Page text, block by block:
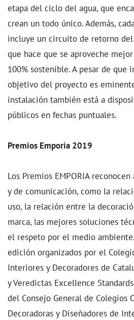
etapa del ciclo del agua, que
crean un todo único. Además,
incluye un circuito de retorno
que hace que se aproveche
100% sostenible. A pesar de
objetivo del proyecto es
instalación también está a
públicos en fechas puntuales.
Premios Emporia 2019
Los Premios EMPORIA
y de comunicación, como la
uso, la relación entre la
marca, las mejores soluciones
el respeto por el medio
edición organizados por el
Interiores y Decoradores de
y Veredictas Excellence
del Consejo General de Colegios
Decoradoras y Diseñadores de